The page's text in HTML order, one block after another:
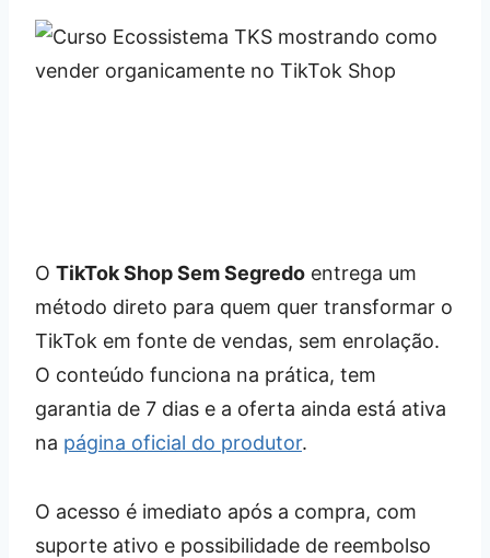
O TikTok Shop Sem Segredo entrega um
método direto para quem quer transformar o
TikTok em fonte de vendas, sem enrolação.
O conteúdo funciona na prática, tem
garantia de 7 dias e a oferta ainda está ativa
na página oficial do produtor.
O acesso é imediato após a compra, com
suporte ativo e possibilidade de reembolso